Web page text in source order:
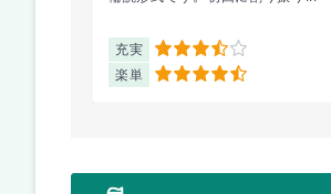
充実 3.5
楽単 4.5